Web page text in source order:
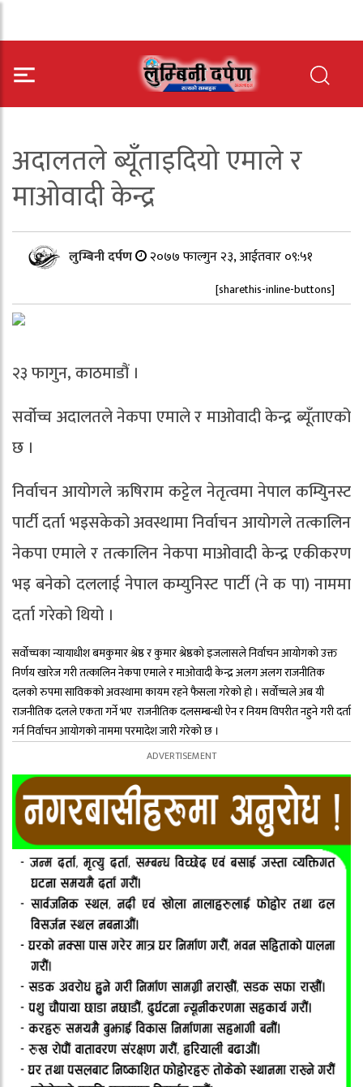
अदालतले ब्यूँताइदियो एमाले र
माओवादी केन्द्र
लुम्बिनी दर्पण २०७७ फाल्गुन २३, आईतवार ०९:५१
[sharethis-inline-buttons]
२३ फागुन, काठमाडौं ।
सर्वोच्च अदालतले नेकपा एमाले र माओवादी केन्द्र ब्यूँताएको
छ ।
निर्वाचन आयोगले ऋषिराम कट्टेल नेतृत्वमा नेपाल कम्युिनस्ट
पार्टी दर्ता भइसकेको अवस्थामा निर्वाचन आयोगले तत्कालिन
नेकपा एमाले र तत्कालिन नेकपा माओवादी केन्द्र एकीकरण
भइ बनेको दललाई नेपाल कम्युनिस्ट पार्टी (ने क पा) नाममा
दर्ता गरेको थियो ।
सर्वोच्चका न्यायाधीश बमकुमार श्रेष्ठ र कुमार श्रेष्ठको इजलासले निर्वाचन आयोगको उक्त
निर्णय खारेज गरी तत्कालिन नेकपा एमाले र माओवादी केन्द्र अलग अलग राजनीतिक
दलको रुपमा साविकको अवस्थामा कायम रहने फैसला गरेको हो । सर्वोच्चले अब यी
राजनीतिक दलले एकता गर्ने भए राजनीतिक दलसम्बन्धी ऐन र नियम विपरीत नहुने गरी दर्ता
गर्न निर्वाचन आयोगको नाममा परमादेश जारी गरेको छ ।